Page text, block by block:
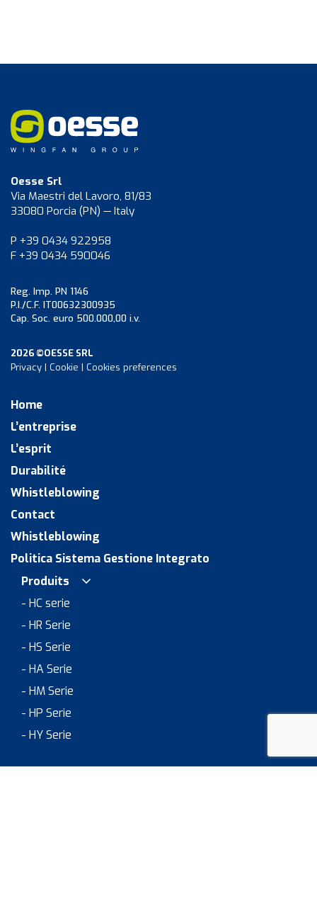
Oesse Srl
Via Maestri del Lavoro, 81/83
33080 Porcia (PN) — Italy
P +39 0434 922958
F +39 0434 590046
Reg. Imp. PN 1146
P.I./C.F. IT00632300935
Cap. Soc. euro 500.000,00 i.v.
2026 ©OESSE SRL
Privacy | Cookie | Cookies preferences
Home
L’entreprise
L’esprit
Durabilité
Whistleblowing
Contact
Whistleblowing
Politica Sistema Gestione Integrato
Produits
- HC serie
- HR Serie
- HS Serie
- HA Serie
- HM Serie
- HP Serie
- HY Serie